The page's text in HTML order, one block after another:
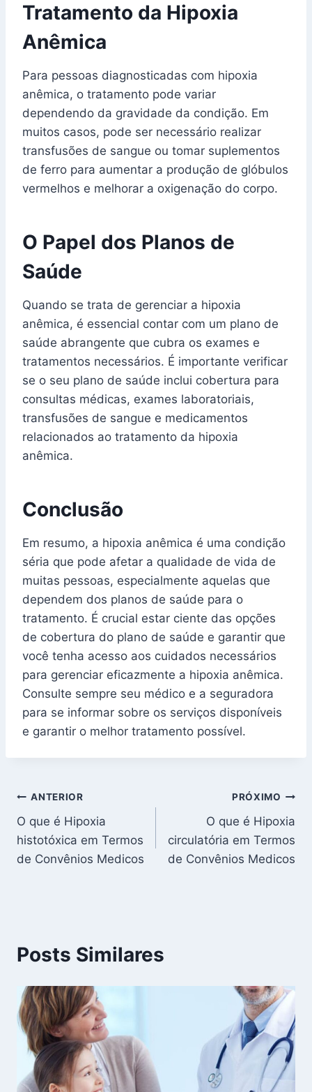
Tratamento da Hipoxia
Anêmica
Para pessoas diagnosticadas com hipoxia
anêmica, o tratamento pode variar
dependendo da gravidade da condição. Em
muitos casos, pode ser necessário realizar
transfusões de sangue ou tomar suplementos
de ferro para aumentar a produção de glóbulos
vermelhos e melhorar a oxigenação do corpo.
O Papel dos Planos de
Saúde
Quando se trata de gerenciar a hipoxia
anêmica, é essencial contar com um plano de
saúde abrangente que cubra os exames e
tratamentos necessários. É importante verificar
se o seu plano de saúde inclui cobertura para
consultas médicas, exames laboratoriais,
transfusões de sangue e medicamentos
relacionados ao tratamento da hipoxia
anêmica.
Conclusão
Em resumo, a hipoxia anêmica é uma condição
séria que pode afetar a qualidade de vida de
muitas pessoas, especialmente aquelas que
dependem dos planos de saúde para o
tratamento. É crucial estar ciente das opções
de cobertura do plano de saúde e garantir que
você tenha acesso aos cuidados necessários
para gerenciar eficazmente a hipoxia anêmica.
Consulte sempre seu médico e a seguradora
para se informar sobre os serviços disponíveis
e garantir o melhor tratamento possível.
Navegação
de
Post
ANTERIOR
O que é Hipoxia
histotóxica em Termos
de Convênios Medicos
PRÓXIMO
O que é Hipoxia
circulatória em Termos
de Convênios Medicos
Posts Similares